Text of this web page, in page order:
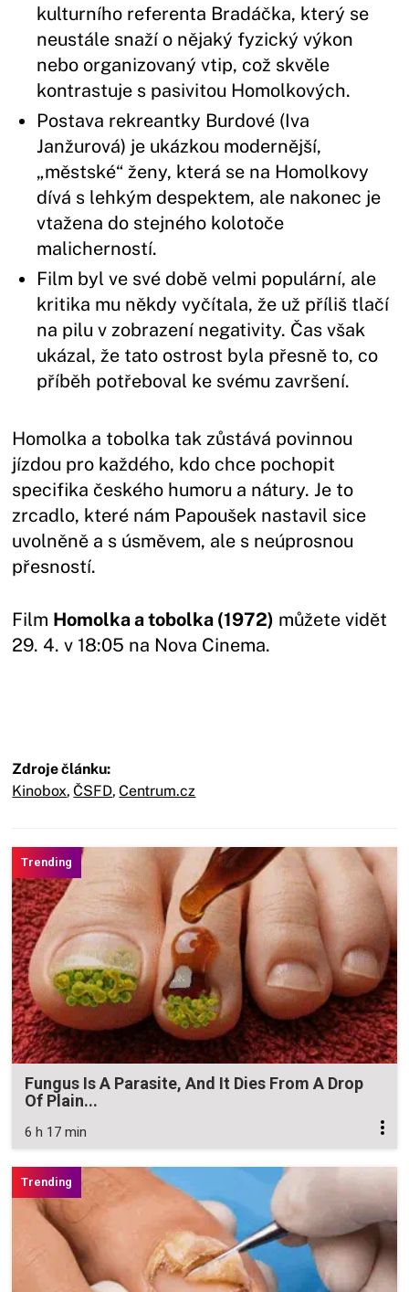
kulturního referenta Bradáčka, který se
neustále snaží o nějaký fyzický výkon
nebo organizovaný vtip, což skvěle
kontrastuje s pasivitou Homolkových.
Postava rekreantky Burdové (Iva
Janžurová) je ukázkou modernější,
„městské“ ženy, která se na Homolkovy
dívá s lehkým despektem, ale nakonec je
vtažena do stejného kolotoče
malicherností.
Film byl ve své době velmi populární, ale
kritika mu někdy vyčítala, že už příliš tlačí
na pilu v zobrazení negativity. Čas však
ukázal, že tato ostrost byla přesně to, co
příběh potřeboval ke svému završení.
Homolka a tobolka tak zůstává povinnou
jízdou pro každého, kdo chce pochopit
specifika českého humoru a nátury. Je to
zrcadlo, které nám Papoušek nastavil sice
uvolněně a s úsměvem, ale s neúprosnou
přesností.
Film Homolka a tobolka (1972) můžete vidět
29. 4. v 18:05 na Nova Cinema.
Zdroje článku:
Kinobox, ČSFD, Centrum.cz
Fungus Is A Parasite, And It Dies From A Drop
Of Plain...
6 h 17 min